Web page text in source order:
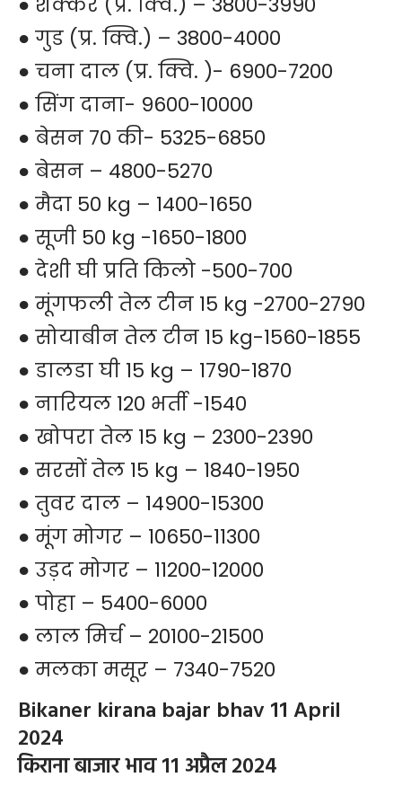
● गुड (प्र. क्वि.) – 3800-4000
● चना दाल (प्र. क्वि. )- 6900-7200
● सिंग दाना- 9600-10000
● बेसन 70 की- 5325-6850
● बेसन – 4800-5270
● मैदा 50 kg – 1400-1650
● सूजी 50 kg -1650-1800
● देशी घी प्रति किलो -500-700
● मूंगफली तेल टीन 15 kg -2700-2790
● सोयाबीन तेल टीन 15 kg-1560-1855
● डालडा घी 15 kg – 1790-1870
● नारियल 120 भर्ती -1540
● खोपरा तेल 15 kg – 2300-2390
● सरसों तेल 15 kg – 1840-1950
● तुवर दाल – 14900-15300
● मूंग मोगर – 10650-11300
● उड़द मोगर – 11200-12000
● पोहा – 5400-6000
● लाल मिर्च – 20100-21500
● मलका मसूर – 7340-7520
Bikaner kirana bajar bhav 11 April
2024
किराना बाजार भाव 11 अप्रैल 2024